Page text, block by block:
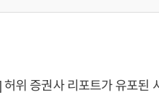
위 증권사 리포트가 유포된